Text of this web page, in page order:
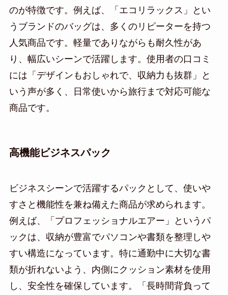
のが特徴です。例えば、「エコリラックス」とい
うブランドのバッグは、多くのリピーターを持つ
人気商品です。軽量でありながらも耐久性があ
り、幅広いシーンで活躍します。使用者の口コミ
には「デザインもおしゃれで、収納力も抜群」と
いう声が多く、日常使いから旅行まで対応可能な
商品です。
高機能ビジネスパック
ビジネスシーンで活躍するパックとして、使いや
すさと機能性を兼ね備えた商品が求められます。
例えば、「プロフェッショナルエアー」というパ
ックは、収納が豊富でパソコンや書類を整理しや
すい構造になっています。特に通勤中に大切な書
類が折れないよう、内側にクッション素材を使用
し、安全性を確保しています。「長時間背負って